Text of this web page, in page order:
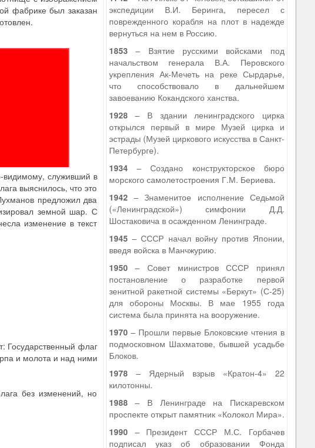
фабрике был заказан
видимому, служивший в
выяснилось, что это
предложил два
земной шар. С
изменение в текст
Государственный флаг
и молота и над ними
без изменений, но
экспедиции В.И. Беринга, пересел с
поврежденного корабля на плот в надежде
вернуться на нем в Россию.
1853 – Взятие русскими войсками под
начальством генерала В.А. Перовского
укрепления Ак-Мечеть на реке Сырдарье,
что способствовало в дальнейшем
завоеванию Кокандского ханства.
1928– В здании ленинградского цирка
открылся первый в мире Музей цирка и
эстрады (Музей циркового искусства в Санкт-
Петербурге).
1934– Создано конструкторское бюро
морского самолетостроения Г.М. Бериева.
1942– Знаменитое исполнение Седьмой
(«Ленинградской») симфонии Д.Д.
Шостаковича в осажденном Ленинграде.
1945– СССР начал войну против Японии,
введя войска в Манчжурию.
1950– Совет министров СССР принял
постановление о разработке первой
зенитной ракетной системы «Беркут» (С-25)
для обороны Москвы. В мае 1955 года
система была принята на вооружение.
1970– Прошли первые Блоковские чтения в
подмосковном Шахматове, бывшей усадьбе
Блоков.
1978– Ядерный взрыв «Кратон-4» 22
килотонны.
1988– В Ленинграде на Пискаревском
проспекте открыт памятник «Колокол Мира».
1990– Президент СССР М.С. Горбачев
подписал указ об образовании Фонда